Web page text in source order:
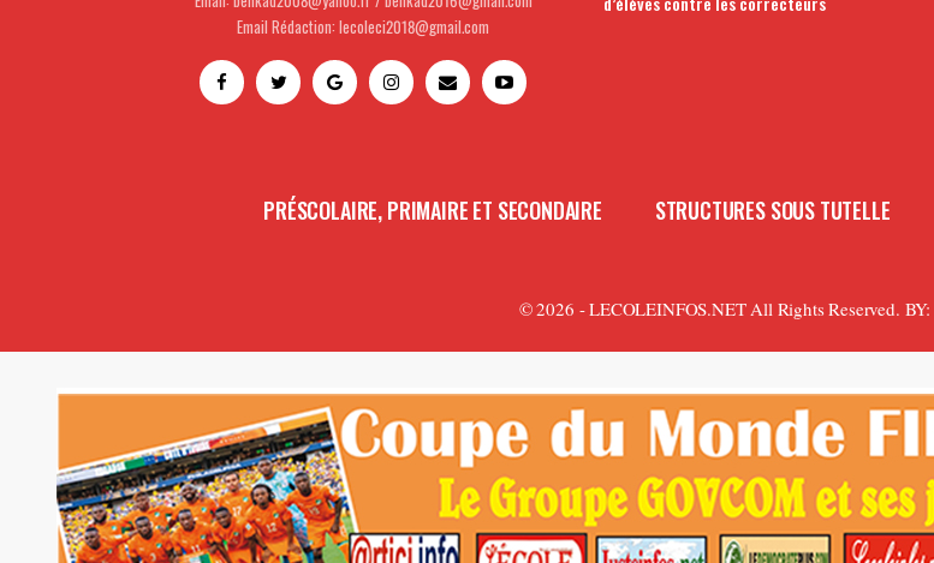
Email Rédaction: lecoleci2018@gmail.com
PRÉSCOLAIRE, PRIMAIRE ET SECONDAIRE STRUCTURES SOUS TUTELLE
© 2026 - LECOLEINFOS.NET All Rights Reserved. BY: